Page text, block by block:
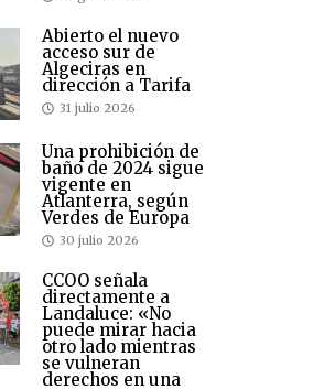
Abierto el nuevo
acceso sur de
Algeciras en
dirección a Tarifa
31 julio 2026
Una prohibición de
baño de 2024 sigue
vigente en
Atlanterra, según
Verdes de Europa
30 julio 2026
CCOO señala
directamente a
Landaluce: «No
puede mirar hacia
otro lado mientras
se vulneran
derechos en una